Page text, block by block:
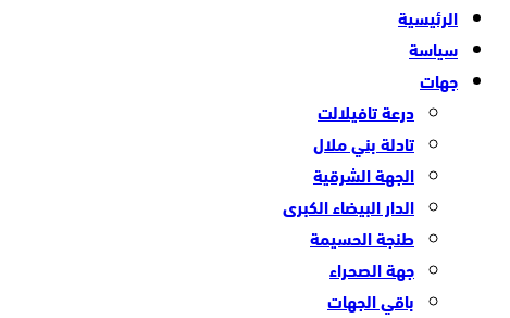
الرئيسية
سياسة
جهات
درعة تافيلالت
تادلة بني ملال
الجهة الشرقية
الدار البيضاء الكبرى
طنجة الحسيمة
جهة الصحراء
باقي الجهات